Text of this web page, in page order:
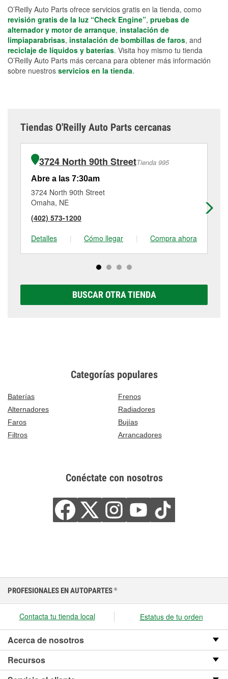
O’Reilly Auto Parts ofrece servicios gratis en la tienda, como
revisión gratis de la luz “Check Engine”, pruebas de
alternador y motor de arranque, instalación de
limpiaparabrisas, instalación de bombillas de faros, and
reciclaje de líquidos y baterías. Visita hoy mismo tu tienda
O’Reilly Auto Parts más cercana para obtener más información
sobre nuestros servicios en la tienda.
Tiendas O'Reilly Auto Parts cercanas
3724 North 90th StreetTienda 995
Abre a las 7:30am
3724 North 90th Street
Omaha, NE
(402) 573-1200
Detalles
| Cómo llegar | Compra ahora
BUSCAR OTRA TIENDA
Categorías populares
Baterías
Frenos
Alternadores
Radiadores
Faros
Bujías
Filtros
Arrancadores
Conéctate con nosotros
PROFESIONALES EN AUTOPARTES ®
Contacta tu tienda local Estatus de tu orden
Acerca de nosotros
Recursos